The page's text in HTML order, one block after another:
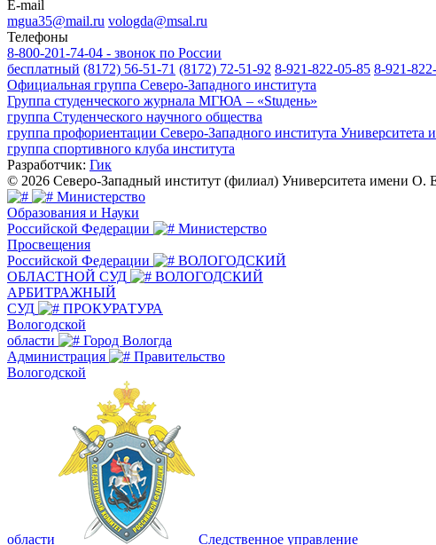
E-mail
mgua35@mail.ru vologda@msal.ru
Телефоны
8-800-201-74-04 - звонок по России
бесплатный (8172) 56-51-71 (8172) 72-51-92 8-921-822-05-85 8-921-
Официальная группа Северо-Западного института
Группа студенческого журнала МГЮА – «Stuдень»
группа Студенческого научного общества
группа профориентации Северо-Западного института
группа спортивного клуба института
Разработчик: Гик
© 2026 Северо-Западный институт (филиал) Университета имени
Министерство
Образования и Науки
Российской Федерации
Министерство
Просвещения
Российской Федерации
ВОЛОГОДСКИЙ
ОБЛАСТНОЙ СУД
ВОЛОГОДСКИЙ
АРБИТРАЖНЫЙ
СУД
ПРОКУРАТУРА
Вологодской
области
Город Вологда
Администрация
Правительство
Вологодской
области Следственное управление